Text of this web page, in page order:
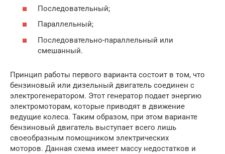
Последовательный;
Параллельный;
Последовательно-параллельный или
смешанный.
Принцип работы первого варианта состоит в том, что
бензиновый или дизельный двигатель соединен с
электрогенератором. Этот генератор подает энергию
электромоторам, которые приводят в движение
ведущие колеса. Таким образом, при этом варианте
бензиновый двигатель выступает всего лишь
своеобразным помощником электрических
моторов. Данная схема имеет массу недостатков и